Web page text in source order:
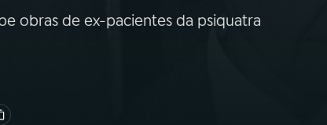
obras de ex-pacientes da psiquatra